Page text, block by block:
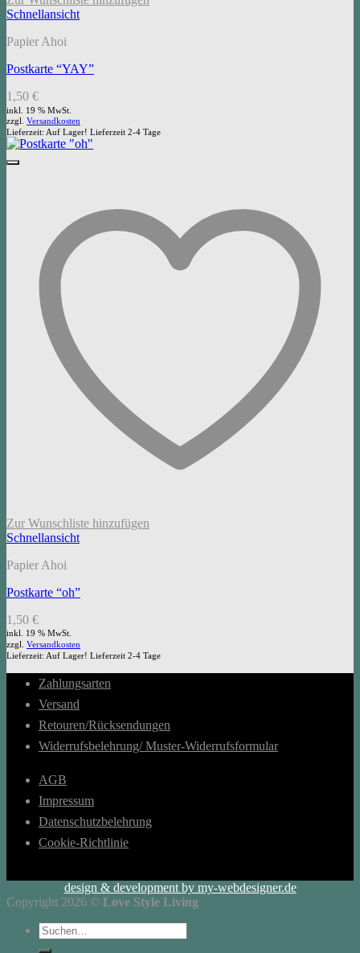
Schnellansicht
Papier Ahoi
Postkarte “YAY”
1,50 €
inkl. 19 % MwSt.
zzgl. Versandkosten
Lieferzeit: Auf Lager! Lieferzeit 2-4 Tage
Zur Wunschliste hinzufügen
Schnellansicht
Papier Ahoi
Postkarte “oh”
1,50 €
inkl. 19 % MwSt.
zzgl. Versandkosten
Lieferzeit: Auf Lager! Lieferzeit 2-4 Tage
Zahlungsarten
Versand
Retouren/Rücksendungen
Widerrufsbelehrung/ Muster-Widerrufsformular
AGB
Impressum
Datenschutzbelehrung
Cookie-Richtlinie
design & development by my-webdesigner.de
Copyright 2026 © Love Style Living
Suchen
nach: